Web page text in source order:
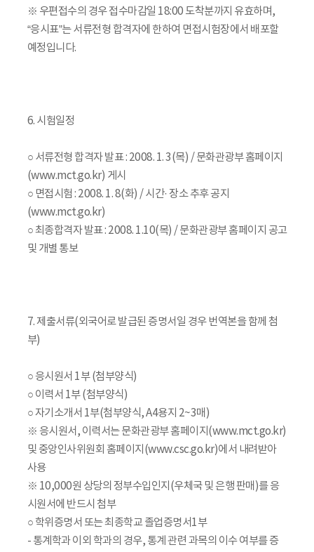
※ 우편접수의 경우 접수마감일 18:00 도착분까지 유효하며,
“응시표”는 서류전형 합격자에 한하여 면접시험장에서 배포할
예정입니다.
6. 시험일정
○ 서류전형 합격자 발표 : 2008. 1. 3(목) / 문화관광부 홈페이지
(www.mct.go.kr) 게시
○ 면접시험 : 2008. 1. 8(화) / 시간· 장소 추후 공지
(www.mct.go.kr)
○ 최종합격자 발표 : 2008. 1.10(목) / 문화관광부 홈페이지 공고
및 개별 통보
7. 제출서류(외국어로 발급된 증명서일 경우 번역본을 함께 첨
부)
○ 응시원서 1부 (첨부양식)
○ 이력서 1부 (첨부양식)
○ 자기소개서 1부(첨부양식, A4용지 2~3매)
※ 응시원서, 이력서는 문화관광부 홈페이지(www.mct.go.kr)
및 중앙인사위원회 홈페이지(www.csc.go.kr)에서 내려받아
사용
※ 10,000원 상당의 정부수입인지(우체국 및 은행 판매)를 응
시원서에 반드시 첨부
○ 학위증명서 또는 최종학교 졸업증명서1부
- 통계학과 이외 학과의 경우, 통계 관련 과목의 이수 여부를 증